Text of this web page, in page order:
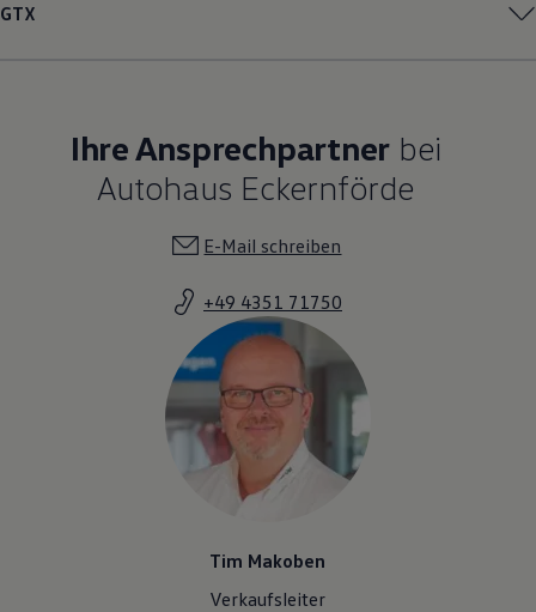
GTX
Ihre Ansprechpartner bei
Autohaus Eckernförde
E-Mail schreiben
+49 4351 71750
Tim Makoben
Verkaufsleiter